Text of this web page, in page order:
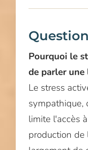
Pourquoi le
de parler une
Le stress
sympathique,
limite l'accès
production